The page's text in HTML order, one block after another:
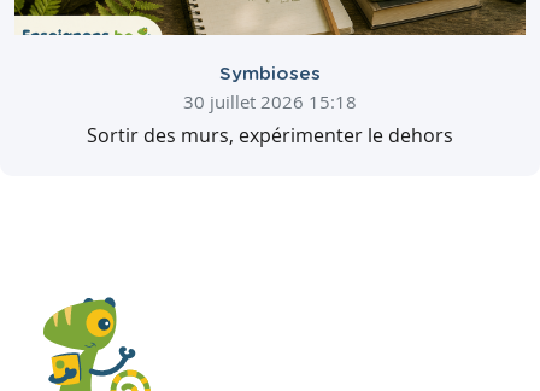
Symbioses
30 juillet 2026 15:18
Sortir des murs, expérimenter le dehors